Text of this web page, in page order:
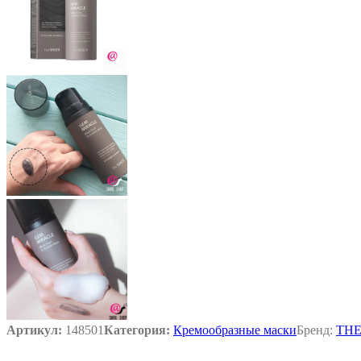
Артикул: 148501Категория: Кремообразные маскиБренд: